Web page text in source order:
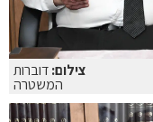
צילום:דוברות
המשטרה